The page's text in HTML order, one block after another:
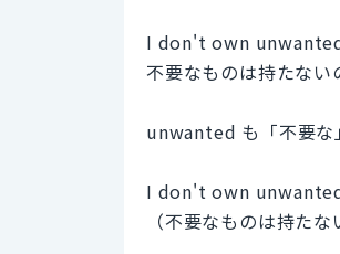
I don't own
不要なものは持たない
unwanted も「不要な
I don't own
（不要なものは持た